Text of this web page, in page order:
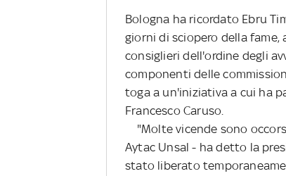
Bologna ha ricordato Ebru
giorni di sciopero della fame,
consiglieri dell'ordine degli
componenti delle
toga a un'iniziativa a cui ha
Francesco Caruso.
"Molte vicende sono
Aytac Unsal - ha detto la
stato liberato